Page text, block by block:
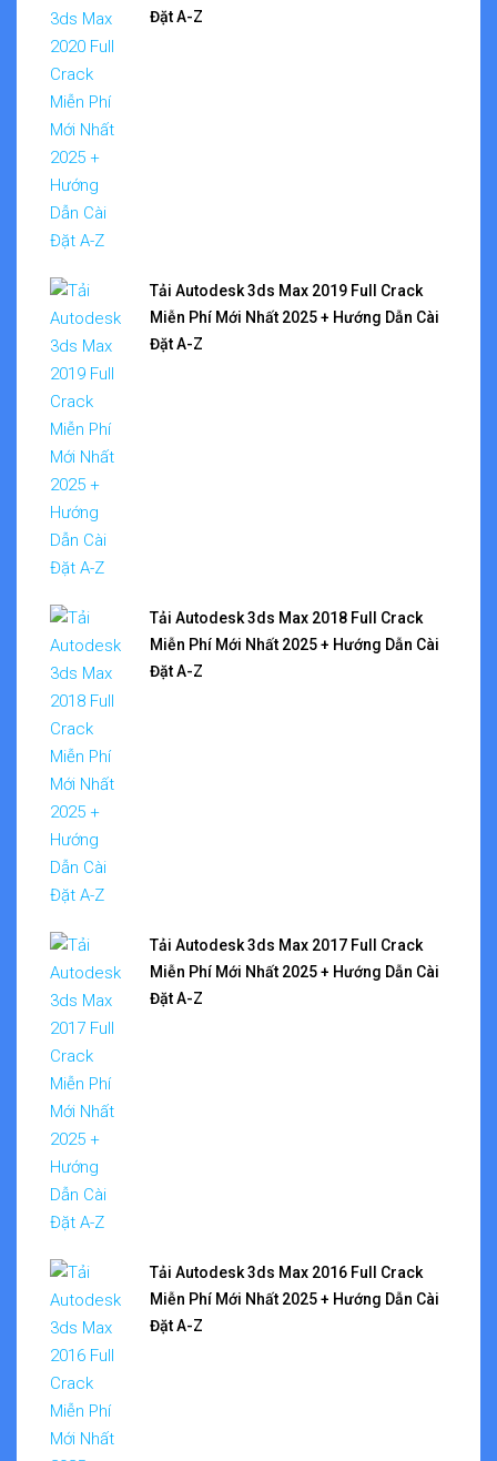
Đặt A-Z
Tải Autodesk 3ds Max 2019 Full Crack
Miễn Phí Mới Nhất 2025 + Hướng Dẫn Cài
Đặt A-Z
Tải Autodesk 3ds Max 2018 Full Crack
Miễn Phí Mới Nhất 2025 + Hướng Dẫn Cài
Đặt A-Z
Tải Autodesk 3ds Max 2017 Full Crack
Miễn Phí Mới Nhất 2025 + Hướng Dẫn Cài
Đặt A-Z
Tải Autodesk 3ds Max 2016 Full Crack
Miễn Phí Mới Nhất 2025 + Hướng Dẫn Cài
Đặt A-Z